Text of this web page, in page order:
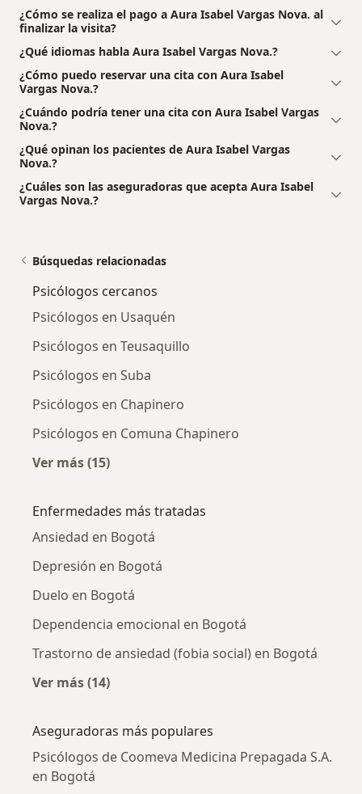
¿Cómo se realiza el pago a Aura Isabel Vargas Nova. al
finalizar la visita?
¿Qué idiomas habla Aura Isabel Vargas Nova.?
¿Cómo puedo reservar una cita con Aura Isabel
Vargas Nova.?
¿Cuándo podría tener una cita con Aura Isabel Vargas
Nova.?
¿Qué opinan los pacientes de Aura Isabel Vargas
Nova.?
¿Cuáles son las aseguradoras que acepta Aura Isabel
Vargas Nova.?
Búsquedas relacionadas
Psicólogos cercanos
Psicólogos en Usaquén
Psicólogos en Teusaquillo
Psicólogos en Suba
Psicólogos en Chapinero
Psicólogos en Comuna Chapinero
Ver más (15)
Enfermedades más tratadas
Ansiedad en Bogotá
Depresión en Bogotá
Duelo en Bogotá
Dependencia emocional en Bogotá
Trastorno de ansiedad (fobia social) en Bogotá
Ver más (14)
Aseguradoras más populares
Psicólogos de Coomeva Medicina Prepagada S.A.
en Bogotá